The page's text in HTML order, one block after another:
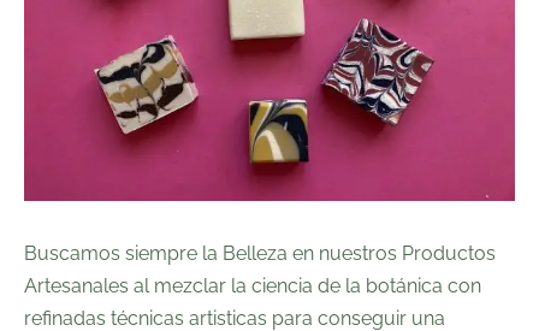
Buscamos siempre la Belleza en nuestros Productos
Artesanales al mezclar la ciencia de la botánica con
refinadas técnicas artisticas para conseguir una